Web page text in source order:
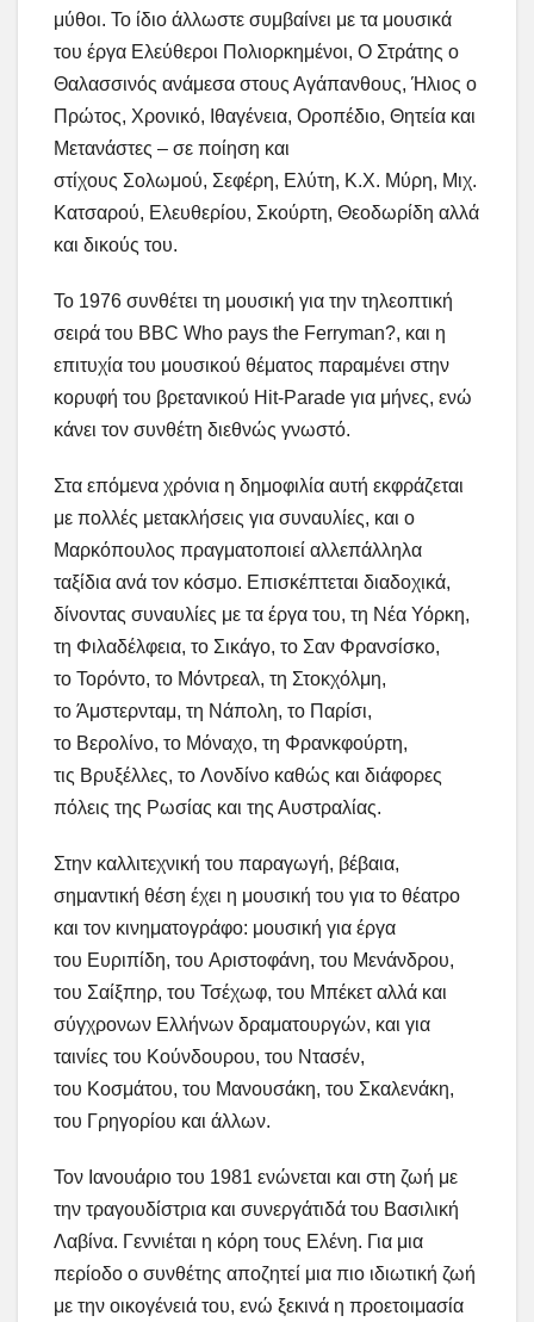
μύθοι. Το ίδιο άλλωστε συμβαίνει με τα μουσικά
του έργα Ελεύθεροι Πολιορκημένοι, Ο Στράτης ο
Θαλασσινός ανάμεσα στους Αγάπανθους, Ήλιος ο
Πρώτος, Χρονικό, Ιθαγένεια, Οροπέδιο, Θητεία και
Μετανάστες – σε ποίηση και
στίχους Σολωμού, Σεφέρη, Ελύτη, Κ.Χ. Μύρη, Μιχ.
Κατσαρού, Ελευθερίου, Σκούρτη, Θεοδωρίδη αλλά
και δικούς του.
Το 1976 συνθέτει τη μουσική για την τηλεοπτική
σειρά του BBC Who pays the Ferryman?, και η
επιτυχία του μουσικού θέματος παραμένει στην
κορυφή του βρετανικού Hit-Parade για μήνες, ενώ
κάνει τον συνθέτη διεθνώς γνωστό.
Στα επόμενα χρόνια η δημοφιλία αυτή εκφράζεται
με πολλές μετακλήσεις για συναυλίες, και ο
Μαρκόπουλος πραγματοποιεί αλλεπάλληλα
ταξίδια ανά τον κόσμο. Επισκέπτεται διαδοχικά,
δίνοντας συναυλίες με τα έργα του, τη Νέα Υόρκη,
τη Φιλαδέλφεια, το Σικάγο, το Σαν Φρανσίσκο,
το Τορόντο, το Μόντρεαλ, τη Στοκχόλμη,
το Άμστερνταμ, τη Νάπολη, το Παρίσι,
το Βερολίνο, το Μόναχο, τη Φρανκφούρτη,
τις Βρυξέλλες, το Λονδίνο καθώς και διάφορες
πόλεις της Ρωσίας και της Αυστραλίας.
Στην καλλιτεχνική του παραγωγή, βέβαια,
σημαντική θέση έχει η μουσική του για το θέατρο
και τον κινηματογράφο: μουσική για έργα
του Ευριπίδη, του Αριστοφάνη, του Μενάνδρου,
του Σαίξπηρ, του Τσέχωφ, του Μπέκετ αλλά και
σύγχρονων Ελλήνων δραματουργών, και για
ταινίες του Κούνδουρου, του Ντασέν,
του Κοσμάτου, του Μανουσάκη, του Σκαλενάκη,
του Γρηγορίου και άλλων.
Τον Ιανουάριο του 1981 ενώνεται και στη ζωή με
την τραγουδίστρια και συνεργάτιδά του Βασιλική
Λαβίνα. Γεννιέται η κόρη τους Ελένη. Για μια
περίοδο ο συνθέτης αποζητεί μια πιο ιδιωτική ζωή
με την οικογένειά του, ενώ ξεκινά η προετοιμασία